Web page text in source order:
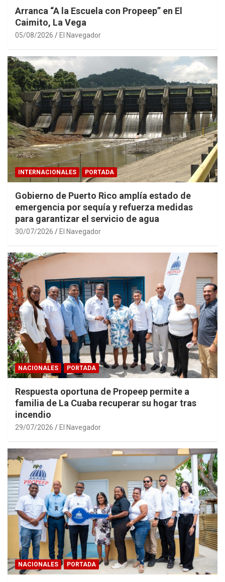
Arranca “A la Escuela con Propeep” en El
Caimito, La Vega
05/08/2026 El Navegador
INTERNACIONALES PORTADA
Gobierno de Puerto Rico amplía estado de
emergencia por sequía y refuerza medidas
para garantizar el servicio de agua
30/07/2026 El Navegador
NACIONALES PORTADA
Respuesta oportuna de Propeep permite a
familia de La Cuaba recuperar su hogar tras
incendio
29/07/2026 El Navegador
NACIONALES PORTADA